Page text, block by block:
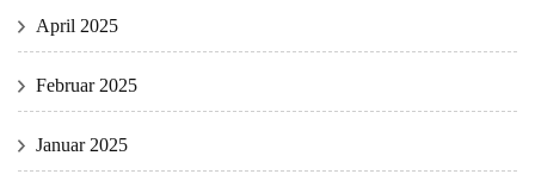
April 2025
Februar 2025
Januar 2025